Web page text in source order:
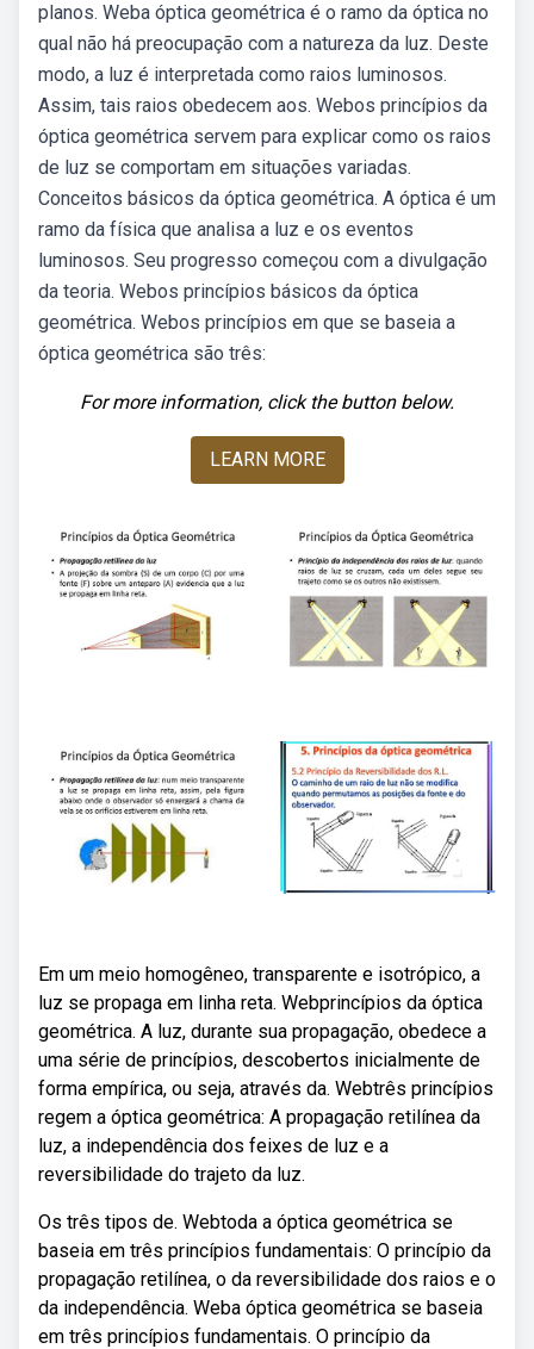
planos. Weba óptica geométrica é o ramo da óptica no
qual não há preocupação com a natureza da luz. Deste
modo, a luz é interpretada como raios luminosos.
Assim, tais raios obedecem aos. Webos princípios da
óptica geométrica servem para explicar como os raios
de luz se comportam em situações variadas.
Conceitos básicos da óptica geométrica. A óptica é um
ramo da física que analisa a luz e os eventos
luminosos. Seu progresso começou com a divulgação
da teoria. Webos princípios básicos da óptica
geométrica. Webos princípios em que se baseia a
óptica geométrica são três:
For more information, click the button below.
LEARN MORE
Em um meio homogêneo, transparente e isotrópico, a
luz se propaga em linha reta. Webprincípios da óptica
geométrica. A luz, durante sua propagação, obedece a
uma série de princípios, descobertos inicialmente de
forma empírica, ou seja, através da. Webtrês princípios
regem a óptica geométrica: A propagação retilínea da
luz, a independência dos feixes de luz e a
reversibilidade do trajeto da luz.
Os três tipos de. Webtoda a óptica geométrica se
baseia em três princípios fundamentais: O princípio da
propagação retilínea, o da reversibilidade dos raios e o
da independência. Weba óptica geométrica se baseia
em três princípios fundamentais. O princípio da